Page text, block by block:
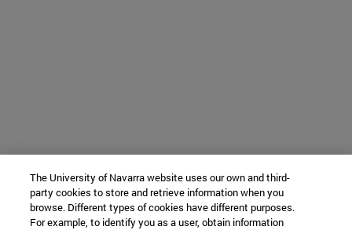
The University of Navarra website uses our own and third-
party cookies to store and retrieve information when you
browse. Different types of cookies have different purposes.
For example, to identify you as a user, obtain information